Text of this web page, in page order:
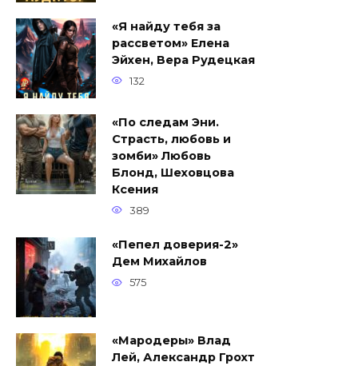
«Я найду тебя за
рассветом» Елена
Эйхен, Вера Рудецкая
132
«По следам Эни.
Страсть, любовь и
зомби» Любовь
Блонд, Шеховцова
Ксения
389
«Пепел доверия-2»
Дем Михайлов
575
«Мародеры» Влад
Лей, Александр Грохт